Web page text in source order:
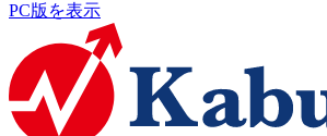
PC版を表示